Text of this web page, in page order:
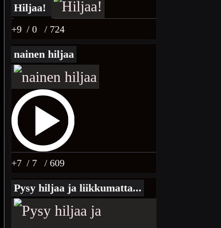
Hiljaa!
+9 / 0 / 724
nainen hiljaa
+7 / 7 / 609
Pysy hiljaa ja liikkumatta...